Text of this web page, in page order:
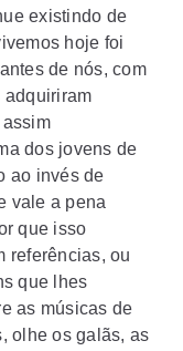
existindo de
hoje foi
de nós, com
adquiriram
dos jovens de
ao invés de
vale a pena
que isso
referências, ou
que lhes
as músicas de
olhe os galãs, as